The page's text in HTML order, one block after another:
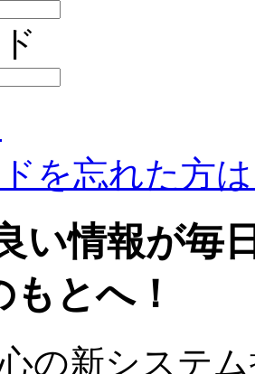
を忘れた方
の新システ